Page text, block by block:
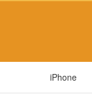
iPhone